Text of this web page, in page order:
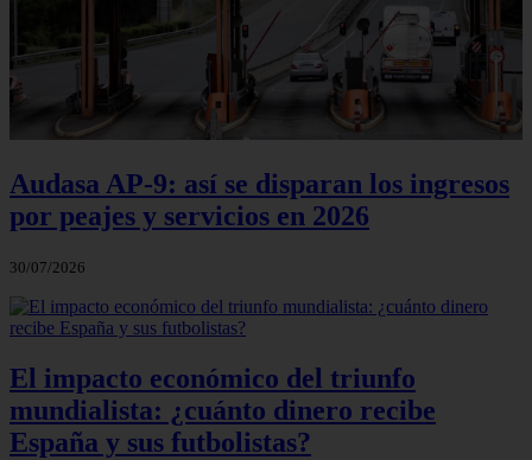
Audasa AP-9: así se disparan los ingresos
por peajes y servicios en 2026
30/07/2026
El impacto económico del triunfo
mundialista: ¿cuánto dinero recibe
España y sus futbolistas?